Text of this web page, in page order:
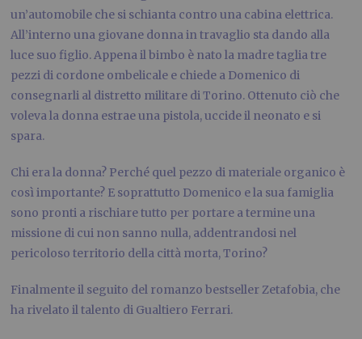
un’automobile che si schianta contro una cabina elettrica.
All’interno una giovane donna in travaglio sta dando alla
luce suo figlio. Appena il bimbo è nato la madre taglia tre
pezzi di cordone ombelicale e chiede a Domenico di
consegnarli al distretto militare di Torino. Ottenuto ciò che
voleva la donna estrae una pistola, uccide il neonato e si
spara.
Chi era la donna? Perché quel pezzo di materiale organico è
così importante? E soprattutto Domenico e la sua famiglia
sono pronti a rischiare tutto per portare a termine una
missione di cui non sanno nulla, addentrandosi nel
pericoloso territorio della città morta, Torino?
Finalmente il seguito del romanzo bestseller Zetafobia, che
ha rivelato il talento di Gualtiero Ferrari.